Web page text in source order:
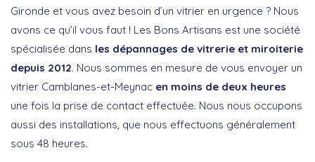
Gironde et vous avez besoin d’un vitrier en urgence ? Nous
avons ce qu’il vous faut ! Les Bons Artisans est une société
spécialisée dans les dépannages de vitrerie et miroiterie
depuis 2012. Nous sommes en mesure de vous envoyer un
vitrier Camblanes-et-Meynac en moins de deux heures
une fois la prise de contact effectuée. Nous nous occupons
aussi des installations, que nous effectuons généralement
sous 48 heures.